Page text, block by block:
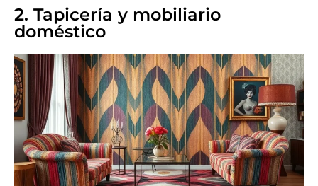
2. Tapicería y mobiliario
doméstico